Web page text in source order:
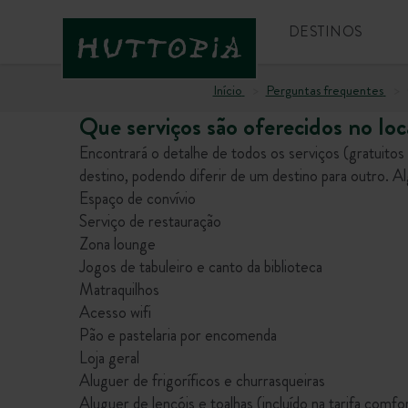
DESTINOS
Início Perguntas frequentes
Que serviços são oferecidos no
Encontrará o detalhe de todos os serviços
destino, podendo diferir de um destino para outro.
Espaço de convívio
Serviço de restauração
Zona lounge
Jogos de tabuleiro e canto da biblioteca
Matraquilhos
Acesso wifi
Pão e pastelaria por encomenda
Loja geral
Aluguer de frigoríficos e churrasqueiras